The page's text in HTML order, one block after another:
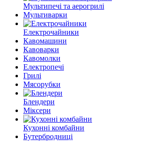
Мультипечі та аерогрилі
Мультиварки
Електрочайники
Кавомашини
Кавоварки
Кавомолки
Електропечі
Грилі
Мясорубки
Блендери
Міксери
Кухонні комбайни
Бутербродниці